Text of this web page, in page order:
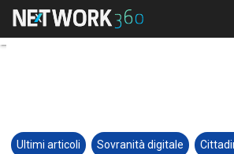
Ultimi articoli Sovranità digitale